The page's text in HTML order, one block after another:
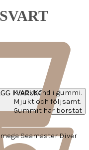
I VARUKORG
Klockband i gummi.
Mjukt och följsamt.
Gummit har borstat
Seamaster Diver